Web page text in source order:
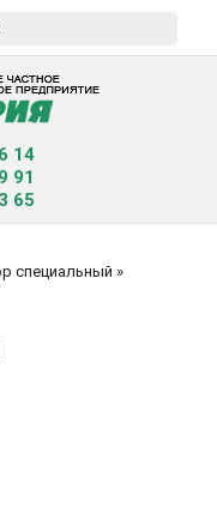
14
91
65
специальный »